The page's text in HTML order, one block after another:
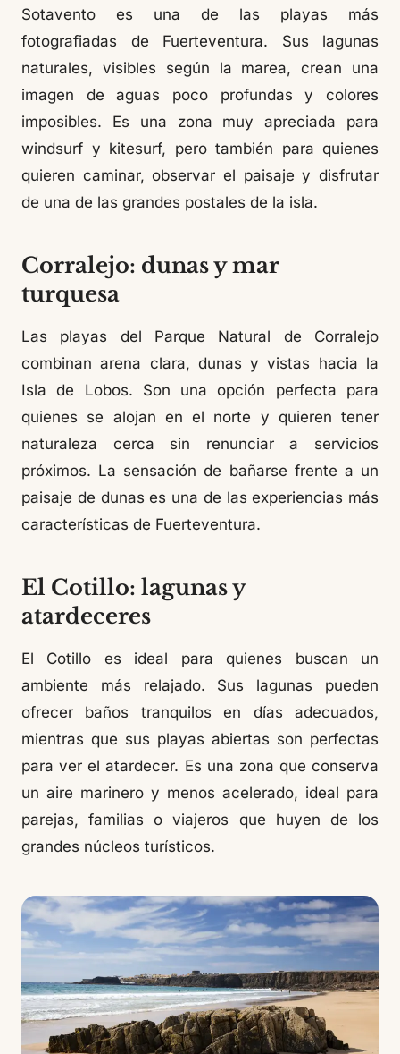
Sotavento es una de las playas más
fotografiadas de Fuerteventura. Sus lagunas
naturales, visibles según la marea, crean una
imagen de aguas poco profundas y colores
imposibles. Es una zona muy apreciada para
windsurf y kitesurf, pero también para quienes
quieren caminar, observar el paisaje y disfrutar
de una de las grandes postales de la isla.
Corralejo: dunas y mar
turquesa
Las playas del Parque Natural de Corralejo
combinan arena clara, dunas y vistas hacia la
Isla de Lobos. Son una opción perfecta para
quienes se alojan en el norte y quieren tener
naturaleza cerca sin renunciar a servicios
próximos. La sensación de bañarse frente a un
paisaje de dunas es una de las experiencias más
características de Fuerteventura.
El Cotillo: lagunas y
atardeceres
El Cotillo es ideal para quienes buscan un
ambiente más relajado. Sus lagunas pueden
ofrecer baños tranquilos en días adecuados,
mientras que sus playas abiertas son perfectas
para ver el atardecer. Es una zona que conserva
un aire marinero y menos acelerado, ideal para
parejas, familias o viajeros que huyen de los
grandes núcleos turísticos.